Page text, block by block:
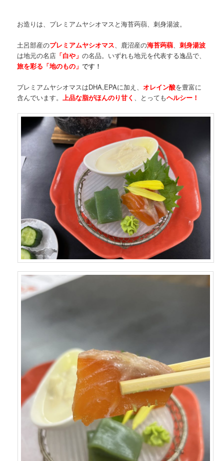
お造りは、プレミアムヤシオマスと海苔蒟蒻、刺身湯波。
土呂部産のプレミアムヤシオマス、鹿沼産の海苔蒟蒻、刺身湯波
は地元の名店 「白や」の名品。いずれも地元を代表する逸品で、
旅を彩る「地のもの」です！
プレミアムヤシオマスはDHA,EPAに加え、オレイン酸を豊富に
含んでいます。上品な脂がほんのり甘く 、とってもヘルシー！